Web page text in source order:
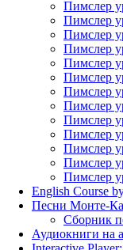
Пимслер
Пимслер
Пимслер
Пимслер
Пимслер
Пимслер
Пимслер
Пимслер
Пимслер
Пимслер
Пимслер
Пимслер
Пимслер
English Course
Песни Монте-
Сборник
Аудиокниги на